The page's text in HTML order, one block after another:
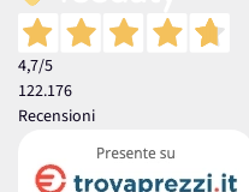
4,7/5
122.176
Recensioni